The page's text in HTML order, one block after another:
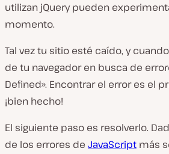
utilizan jQuery pueden
momento.
Tal vez tu sitio esté caído, y
de tu navegador en busca de
Defined». Encontrar el error es el
¡bien hecho!
El siguiente paso es resolverlo.
de los errores de JavaScript más